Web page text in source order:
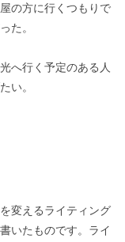
の方に行くつもりで
た。
へ行く予定のある人
い。
変えるライティング
いたものです。ライ